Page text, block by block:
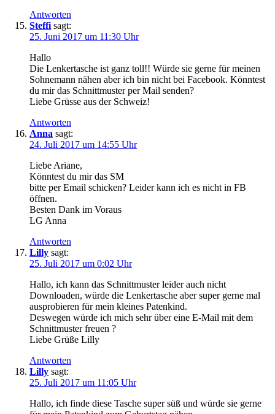
Antworten
Steffi sagt:
25. Juni 2017 um 11:30 Uhr
Hallo
Die Lenkertasche ist ganz toll!! Würde sie gerne für meinen
Sohnemann nähen aber ich bin nicht bei Facebook. Könntest
du mir das Schnittmuster per Mail senden?
Liebe Grüsse aus der Schweiz!
Antworten
Anna sagt:
24. Juli 2017 um 14:55 Uhr
Liebe Ariane,
Könntest du mir das SM
bitte per Email schicken? Leider kann ich es nicht in FB
öffnen.
Besten Dank im Voraus
LG Anna
Antworten
Lilly sagt:
25. Juli 2017 um 0:02 Uhr
Hallo, ich kann das Schnittmuster leider auch nicht
Downloaden, würde die Lenkertasche aber super gerne mal
ausprobieren für mein kleines Patenkind.
Deswegen würde ich mich sehr über eine E-Mail mit dem
Schnittmuster freuen ?
Liebe Grüße Lilly
Antworten
Lilly sagt:
25. Juli 2017 um 11:05 Uhr
Hallo, ich finde diese Tasche super süß und würde sie gerne